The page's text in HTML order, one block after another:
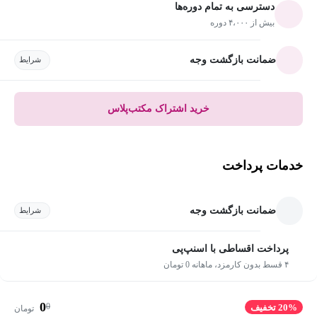
دسترسی به تمام دوره‌ها
بیش از ۴،۰۰۰ دوره
ضمانت بازگشت وجه شرایط
خرید اشتراک مکتب‌پلاس
خدمات پرداخت
ضمانت بازگشت وجه شرایط
پرداخت اقساطی با اسنپ‌پی
۴ قسط بدون کارمزد، ماهانه 0 تومان
20% تخفیف 0
0 تومان